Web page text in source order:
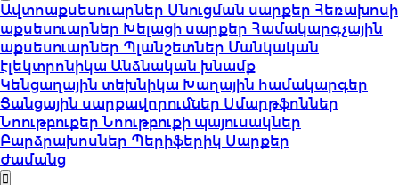
Ավտոաքսեսուարներ Սնուցման սարքեր Հեռախոսի
աքսեսուարներ Խելացի սարքեր Համակարգչային
աքսեսուարներ Պլանշետներ Մանկական
էլեկտրոնիկա Անձնական խնամք
Կենցաղային տեխնիկա Խաղային համակարգեր
Ցանցային սարքավորումներ Սմարթֆոններ
ՆոութբուքերՆոութբուքի պայուսակներ
Բարձրախոսներ Պերիֆերիկ Սարքեր
Ժամանց